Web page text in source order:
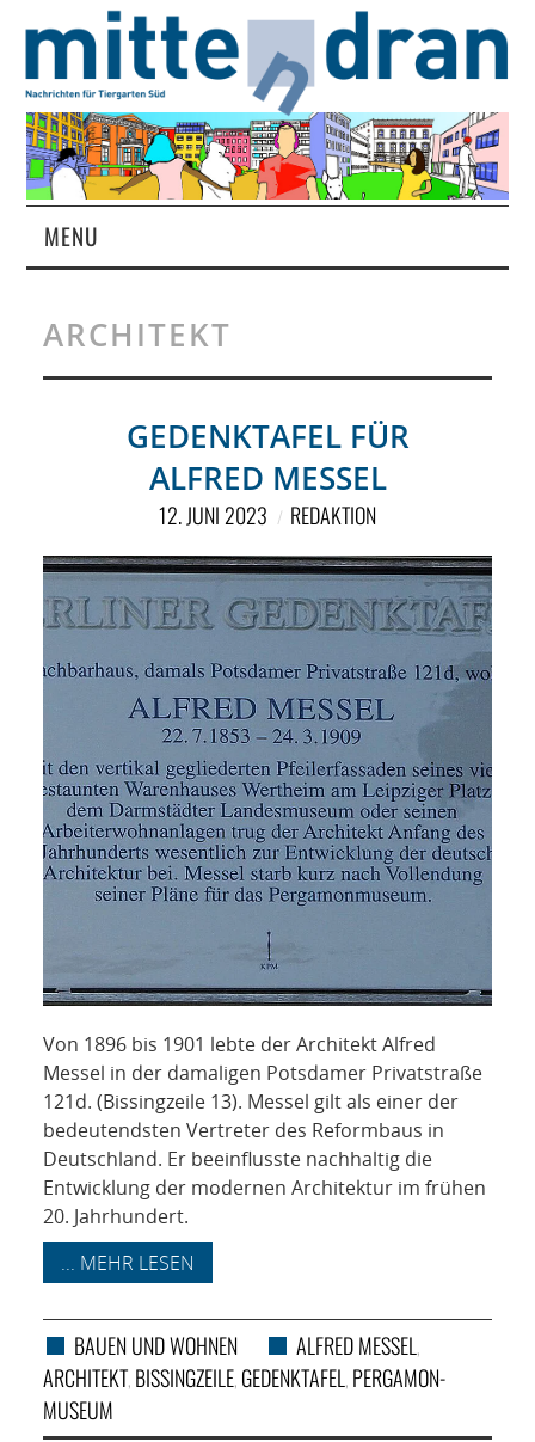
MENU
MAGAZIN
ÜBER UNS
SPONSORING
KONTAKT
ARCHITEKT
GEDENKTAFEL FÜR
ALFRED MESSEL
12. JUNI 2023 REDAKTION
Von 1896 bis 1901 lebte der Architekt Alfred
Messel in der damaligen Potsdamer Privatstraße
121d. (Bissingzeile 13). Messel gilt als einer der
bedeutendsten Vertreter des Reformbaus in
Deutschland. Er beeinflusste nachhaltig die
Entwicklung der modernen Architektur im frühen
20. Jahrhundert.
... MEHR LESEN
BAUEN UND WOHNEN ALFRED MESSEL ,
ARCHITEKT, BISSINGZEILE, GEDENKTAFEL , PERGAMON-
MUSEUM